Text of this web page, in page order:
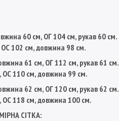
60 см, ОГ 104 см, рукав 60 см.
102 см, довжина 98 см.
61 см, ОГ 112 см, рукав 61 см.
110 см, довжина 99 см.
62 см, ОГ 120 см, рукав 62 см.
118 см, довжина 100 см.
СІТКА: